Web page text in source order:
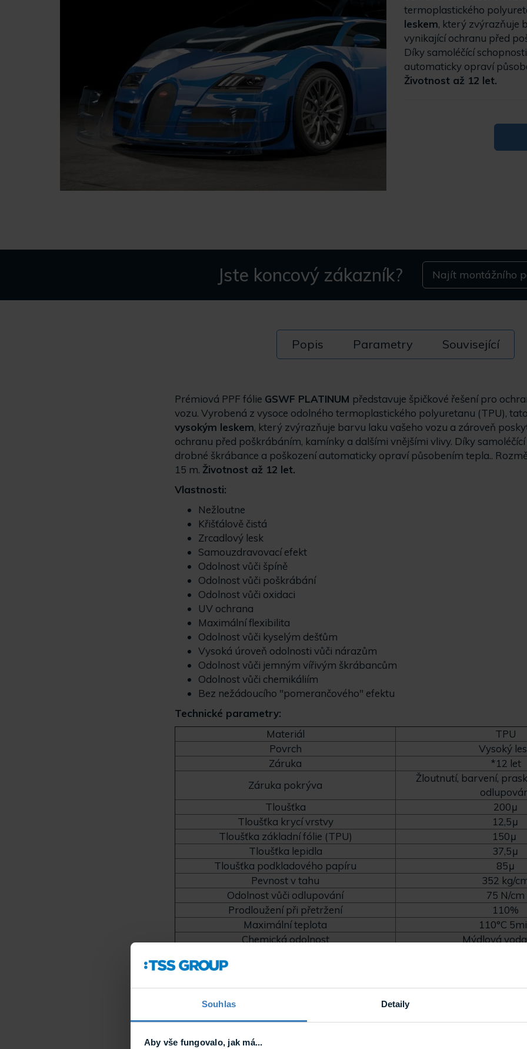
Souhlas Detaily
Aby vše fungovalo, jak má...
termoplastického
leskem, který zvýrazňuje
vynikající ochranu před
Díky samoléčící
automaticky opraví
Životnost až 12 let.
Jste koncový zákazník? Najít montážního
Popis Parametry Související
Prémiová PPF fólie GSWF PLATINUM představuje špičkové řešení pro
vozu. Vyrobená z vysoce odolného termoplastického polyuretanu (TPU),
vysokým leskem, který zvýrazňuje barvu laku vašeho vozu a zároveň
ochranu před poškrábáním, kamínky a dalšími vnějšími vlivy. Díky
drobné škrábance a poškození automaticky opraví působením tepla..
15 m. Životnost až 12 let.
Vlastnosti:
Nežloutne
Křišťálově čistá
Zrcadlový lesk
Samouzdravovací efekt
Odolnost vůči špíně
Odolnost vůči poškrábání
Odolnost vůči oxidaci
UV ochrana
Maximální flexibilita
Odolnost vůči kyselým dešťům
Vysoká úroveň odolnosti vůči nárazům
Odolnost vůči jemným vířivým škrábancům
Odolnost vůči chemikáliím
Bez nežádoucího "pomerančového" efektu
Technické parametry:
Materiál
TPU
Povrch
Vysoký
Záruka
*12 let
Záruka pokrýva
Žloutnutí, barvení,
Tloušťka
200μ
Tloušťka krycí vrstvy
12,5μ
Tloušťka základní fólie (TPU)
150μ
Tloušťka lepidla
37,5μ
Tloušťka podkladového papíru
85μ
Pevnost v tahu
352 kg/
Odolnost vůči odlupování
75 N/cm
Prodloužení při přetržení
110%
Maximální teplota
110°C
Chemická odolnost
Mýdlová
VLT přenos viditelného světla
GSWF Defender. Záruka se vztahuje na výrobní vady, žloutnutí, praskání,